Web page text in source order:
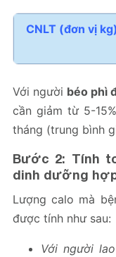
CNLT (đơn vị
Với người béo phì
cần giảm từ 5-
tháng (trung bình
Bước 2: Tính
dinh dưỡng
Lượng calo mà
được tính như sau:
Với người